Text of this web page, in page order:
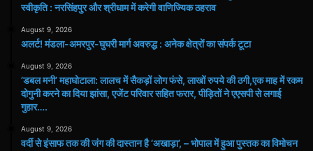
स्वीकृति : नरसिंहपुर और श्रीधाम में करेगी वाणिज्यिक ठहराव
August 9, 2026
अलर्ट! मंडला-अमरपुर-घुघरी मार्ग अवरुद्ध : अनेक क्षेत्रों का संपर्क टूटा
August 9, 2026
​’डबल मनी’ महाघोटाला: लालच में सैकड़ों लोग फंसे, लाखों रुपये की ठगी,एक माह में रकम
दोगुनी करने का दिया झांसा, एजेंट परिवार सहित फरार, पीड़ितों ने एएसपी से लगाई
गुहार….
August 9, 2026
वर्दी से इंसाफ तक की जंग की दास्तान है ‘अखाड़ा’, – भोपाल में हुआ पुस्तक का विमोचन